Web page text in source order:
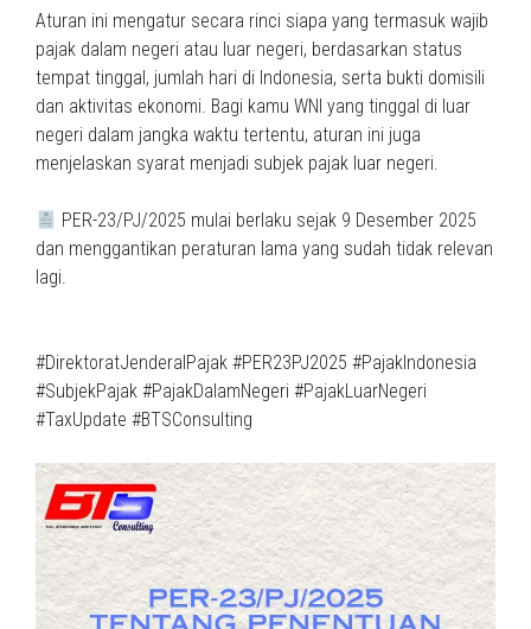
Aturan ini mengatur secara rinci siapa yang termasuk wajib
pajak dalam negeri atau luar negeri, berdasarkan status
tempat tinggal, jumlah hari di Indonesia, serta bukti domisili
dan aktivitas ekonomi. Bagi kamu WNI yang tinggal di luar
negeri dalam jangka waktu tertentu, aturan ini juga
menjelaskan syarat menjadi subjek pajak luar negeri.
PER-23/PJ/2025 mulai berlaku sejak 9 Desember 2025
dan menggantikan peraturan lama yang sudah tidak relevan
lagi.
#DirektoratJenderalPajak #PER23PJ2025 #PajakIndonesia
#SubjekPajak #PajakDalamNegeri #PajakLuarNegeri
#TaxUpdate #BTSConsulting